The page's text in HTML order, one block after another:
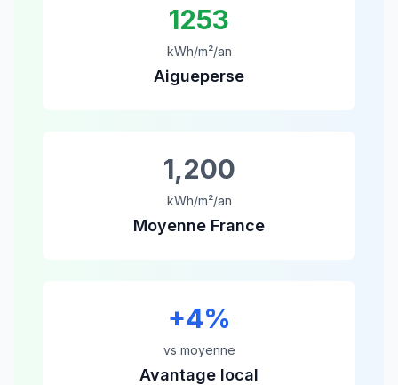
1253
kWh/m²/an
Aigueperse
1,200
kWh/m²/an
Moyenne France
+4%
vs moyenne
Avantage local